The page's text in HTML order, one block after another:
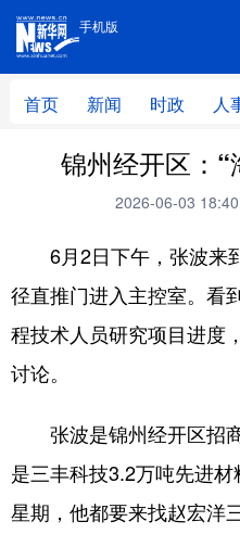
手机版
首页 新闻 时政 人
手机版
网
首页 新闻
财经
文化 教育
体育 视频
地方频道
北京 天津
辽宁 吉林
浙江 安徽
锦州经开区：
2026-06-03
6月2日下午，张波来
径直推门进入主控室。看
程技术人员研究项目进度
讨论。
张波是锦州经开区招
是三丰科技3.2万吨先进
星期，他都要来找赵宏洋